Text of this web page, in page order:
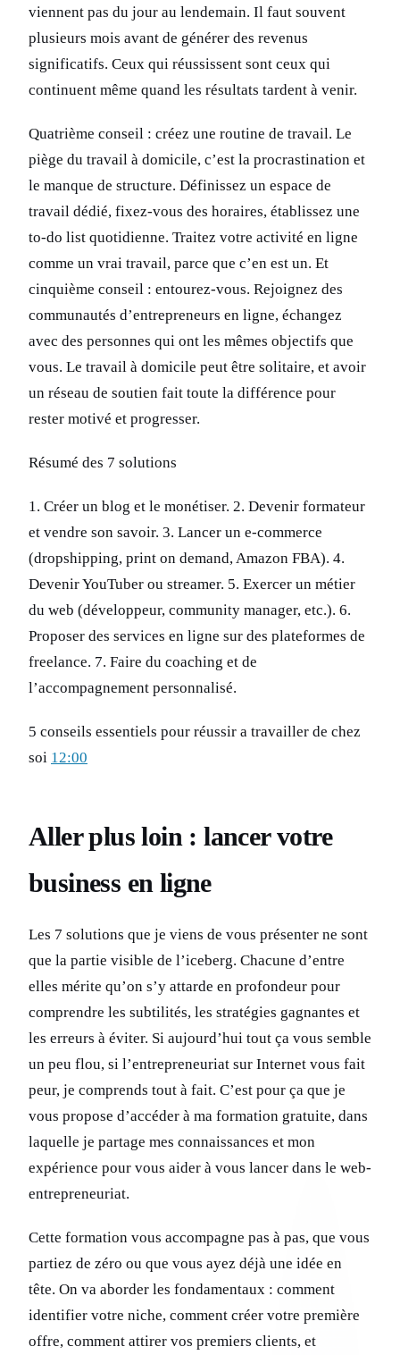
viennent pas du jour au lendemain. Il faut souvent
plusieurs mois avant de générer des revenus
significatifs. Ceux qui réussissent sont ceux qui
continuent même quand les résultats tardent à venir.
Quatrième conseil : créez une routine de travail. Le
piège du travail à domicile, c’est la procrastination et
le manque de structure. Définissez un espace de
travail dédié, fixez-vous des horaires, établissez une
to-do list quotidienne. Traitez votre activité en ligne
comme un vrai travail, parce que c’en est un. Et
cinquième conseil : entourez-vous. Rejoignez des
communautés d’entrepreneurs en ligne, échangez
avec des personnes qui ont les mêmes objectifs que
vous. Le travail à domicile peut être solitaire, et avoir
un réseau de soutien fait toute la différence pour
rester motivé et progresser.
Résumé des 7 solutions
1. Créer un blog et le monétiser. 2. Devenir formateur
et vendre son savoir. 3. Lancer un e-commerce
(dropshipping, print on demand, Amazon FBA). 4.
Devenir YouTuber ou streamer. 5. Exercer un métier
du web (développeur, community manager, etc.). 6.
Proposer des services en ligne sur des plateformes de
freelance. 7. Faire du coaching et de
l’accompagnement personnalisé.
5 conseils essentiels pour réussir a travailler de chez
soi 12:00
Aller plus loin : lancer votre
business en ligne
Les 7 solutions que je viens de vous présenter ne sont
que la partie visible de l’iceberg. Chacune d’entre
elles mérite qu’on s’y attarde en profondeur pour
comprendre les subtilités, les stratégies gagnantes et
les erreurs à éviter. Si aujourd’hui tout ça vous semble
un peu flou, si l’entrepreneuriat sur Internet vous fait
peur, je comprends tout à fait. C’est pour ça que je
vous propose d’accéder à ma formation gratuite, dans
laquelle je partage mes connaissances et mon
expérience pour vous aider à vous lancer dans le web-
entrepreneuriat.
Cette formation vous accompagne pas à pas, que vous
partiez de zéro ou que vous ayez déjà une idée en
tête. On va aborder les fondamentaux : comment
identifier votre niche, comment créer votre première
offre, comment attirer vos premiers clients, et